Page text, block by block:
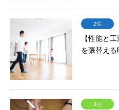
2位
【性能と
を張替え
3位